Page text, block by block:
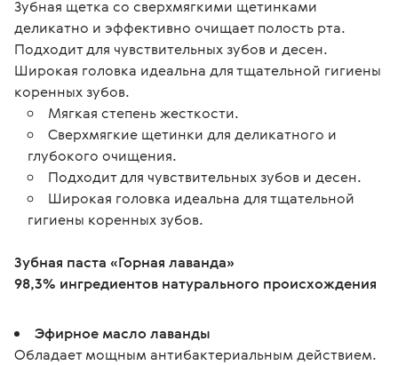
Зубная щетка со сверхмягкими щетинками
деликатно и эффективно очищает полость рта.
Подходит для чувствительных зубов и десен.
Широкая головка идеальна для тщательной гигиены
коренных зубов.
Мягкая степень жесткости.
Сверхмягкие щетинки для деликатного и
глубокого очищения.
Подходит для чувствительных зубов и десен.
Широкая головка идеальна для тщательной
гигиены коренных зубов.
Зубная паста «Горная лаванда»
98,3% ингредиентов натурального происхождения
Эфирное масло лаванды
Обладает мощным антибактериальным действием.